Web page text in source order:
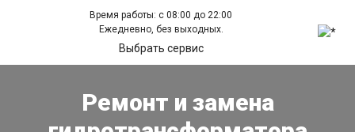
Время работы: с 08:00 до 22:00
Ежедневно, без выходных.
Выбрать сервис
Ремонт и замена